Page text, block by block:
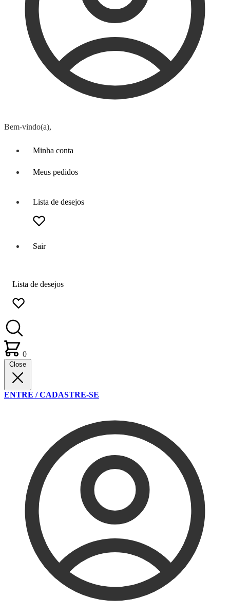
Bem-vindo(a),
Minha conta
Meus pedidos
Lista de desejos
Sair
Lista de desejos
0
Close
ENTRE / CADASTRE-SE